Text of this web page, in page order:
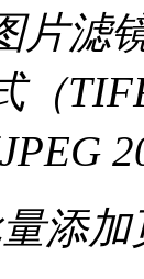
片滤
添加